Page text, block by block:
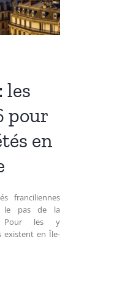
les
pour
en
franciliennes
le pas de la
Pour les y
existent en Île-